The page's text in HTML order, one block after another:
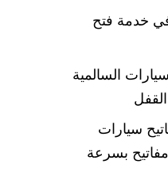
خدمة فتح
السالمية
سيارات
بسرعة